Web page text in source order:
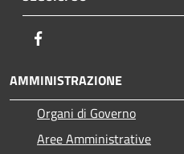
AMMINISTRAZIONE
Organi di Governo
Aree Amministrative